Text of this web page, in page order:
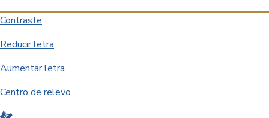
Contraste
Reducir letra
Aumentar letra
Centro de relevo